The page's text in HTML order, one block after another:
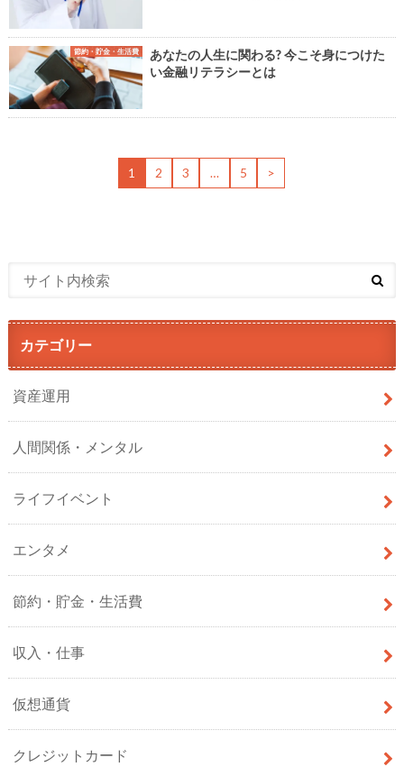
節約・貯金・生活費
あなたの人生に関わる? 今こそ身につけた
い金融リテラシーとは
1 2 3 … 5 >
カテゴリー
資産運用
人間関係・メンタル
ライフイベント
エンタメ
節約・貯金・生活費
収入・仕事
仮想通貨
クレジットカード